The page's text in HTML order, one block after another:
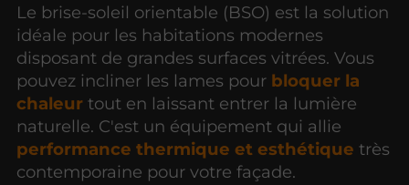
Le brise-soleil orientable (BSO) est la solution
idéale pour les habitations modernes
disposant de grandes surfaces vitrées. Vous
pouvez incliner les lames pour bloquer la
chaleur tout en laissant entrer la lumière
naturelle. C'est un équipement qui allie
performance thermique et esthétique très
contemporaine pour votre façade.